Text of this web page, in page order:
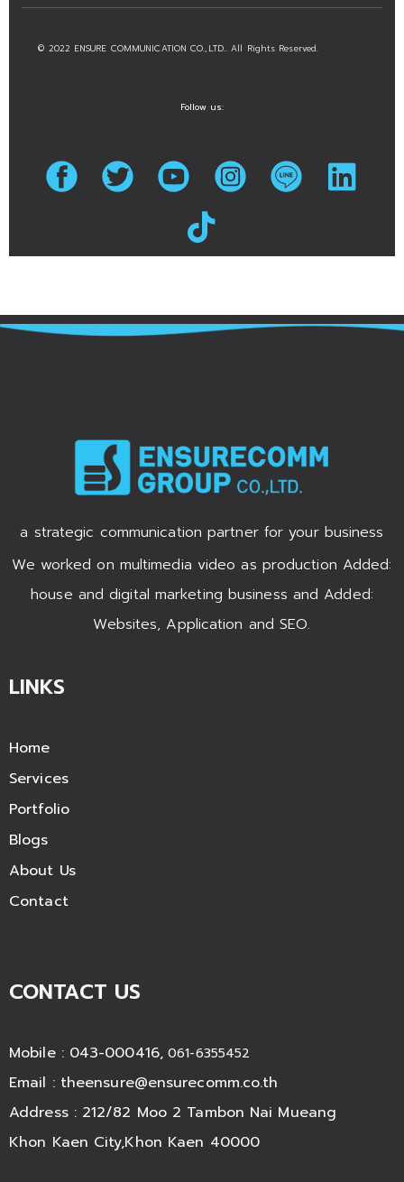
© 2022 ENSURE COMMUNICATION CO.,LTD.. All Rights Reserved.
Follow us:
a strategic communication partner for your business
We worked on multimedia video as production Added:
house and digital marketing business and Added:
Websites, Application and SEO.
LINKS
Home
Services
Portfolio
Blogs
About Us
Contact
CONTACT US
Mobile : 043-000416, 061-6355452
Email : theensure@ensurecomm.co.th
Address : 212/82 Moo 2 Tambon Nai Mueang
Khon Kaen City,Khon Kaen 40000